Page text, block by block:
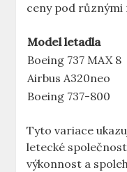
ceny pod různými
Model letadla
Boeing 737 MAX 8
Airbus ‌A320neo
Boeing 737-800
Tyto variace
letecké
výkonnost a